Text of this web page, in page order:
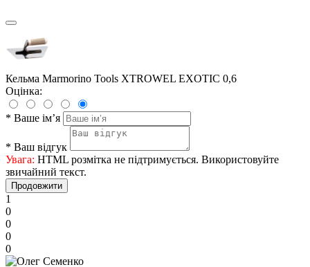
Кельма Marmorino Tools XTROWEL EXOTIC 0,6
Оцінка:
* Ваше ім’я
* Ваш відгук
Увага: HTML розмітка не підтримується. Використовуйте
звичайний текст.
Продовжити
1
0
0
0
0